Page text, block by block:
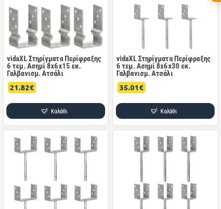
vidaXL Στηρίγματα Περίφραξης
6 τεμ. Ασημί 8x6x15 εκ.
Γαλβανισμ. Ατσάλι
21.82€
Καλάθι
vidaXL Στηρίγματα Περίφραξης
6 τεμ. Ασημί 8x6x30 εκ.
Γαλβανισμ. Ατσάλι
35.01€
Καλάθι